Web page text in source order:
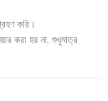
করি।
করা হয় না, শুধুমাত্র